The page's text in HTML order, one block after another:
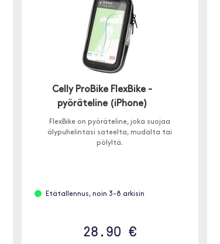
Celly ProBike FlexBike -
pyöräteline (iPhone)
FlexBike on pyöräteline, joka suojaa
älypuhelintasi sateelta, mudalta tai
pölyltä.
Etätallennus, noin 3-8 arkisin
28.90 €